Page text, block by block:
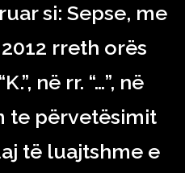
si: Sepse, me
rreth orës
në rr. “…”, në
te përvetësimit
të luajtshme e